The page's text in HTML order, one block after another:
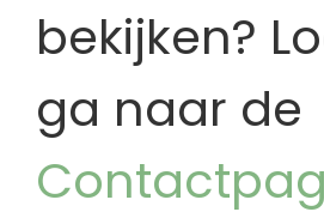
bekijken?
ga naar de